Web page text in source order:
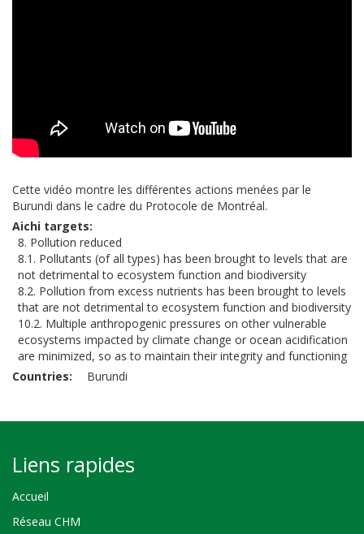
Cette vidéo montre les différentes actions menées par le
Burundi dans le cadre du Protocole de Montréal.
Aichi targets
8. Pollution reduced
8.1. Pollutants (of all types) has been brought to levels that are
not detrimental to ecosystem function and biodiversity
8.2. Pollution from excess nutrients has been brought to levels
that are not detrimental to ecosystem function and biodiversity
10.2. Multiple anthropogenic pressures on other vulnerable
ecosystems impacted by climate change or ocean acidification
are minimized, so as to maintain their integrity and functioning
Countries
Burundi
Liens rapides
Accueil
Réseau CHM